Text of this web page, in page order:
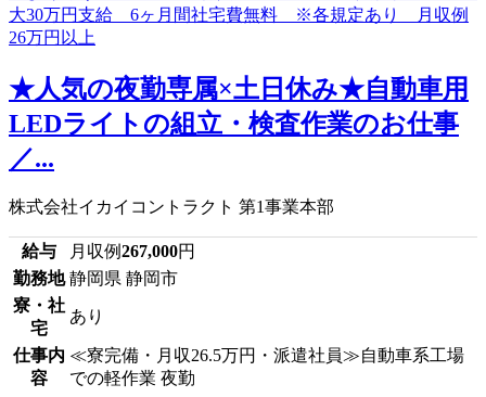
★人気の夜勤専属×土日休み★自動車用
LEDライトの組立・検査作業のお仕事
／...
株式会社イカイコントラクト 第1事業本部
給与 月収例267,000円
勤務地 静岡県 静岡市
寮・社
宅
あり
仕事内
容
≪寮完備・月収26.5万円・派遣社員≫自動車系工場
での軽作業 夜勤